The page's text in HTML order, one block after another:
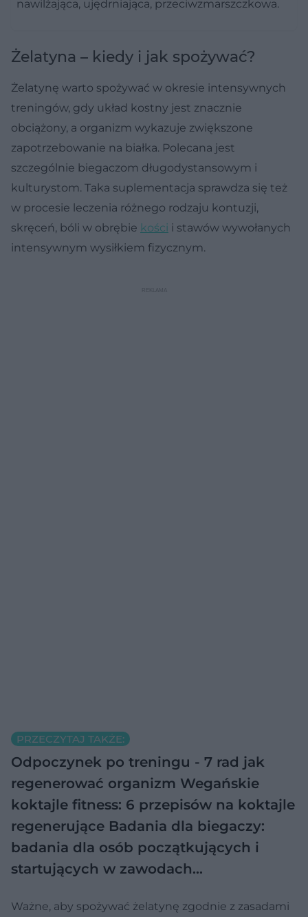
nawilżająca, ujędrniająca, przeciwzmarszczkowa.
Żelatyna – kiedy i jak spożywać?
Żelatynę warto spożywać w okresie intensywnych
treningów, gdy układ kostny jest znacznie
obciążony, a organizm wykazuje zwiększone
zapotrzebowanie na białka. Polecana jest
szczególnie biegaczom długodystansowym i
kulturystom. Taka suplementacja sprawdza się też
w procesie leczenia różnego rodzaju kontuzji,
skręceń, bóli w obrębie kości i stawów wywołanych
intensywnym wysiłkiem fizycznym.
PRZECZYTAJ TAKŻE:
Odpoczynek po treningu - 7 rad jak
regenerować organizm Wegańskie
koktajle fitness: 6 przepisów na koktajle
regenerujące Badania dla biegaczy:
badania dla osób początkujących i
startujących w zawodach…
Ważne, aby spożywać żelatynę zgodnie z zasadami